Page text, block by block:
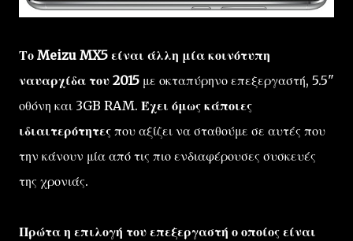
Το Meizu MX5 είναι άλλη μία κοινότυπη
ναυαρχίδα του 2015 με οκταπύρηνο επεξεργαστή, 5.5"
οθόνη και 3GB RAM. Έχει όμως κάποιες
ιδιαιτερότητες που αξίζει να σταθούμε σε αυτές που
την κάνουν μία από τις πιο ενδιαφέρουσες συσκευές
της χρονιάς.
Πρώτα η επιλογή του επεξεργαστή ο οποίος είναι